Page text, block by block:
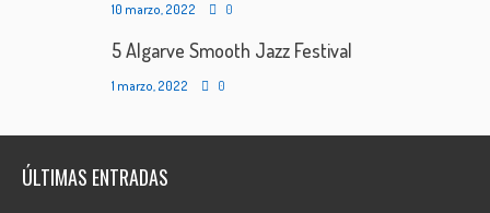
10 marzo, 2022 0
5 Algarve Smooth Jazz Festival
1 marzo, 2022 0
ÚLTIMAS ENTRADAS